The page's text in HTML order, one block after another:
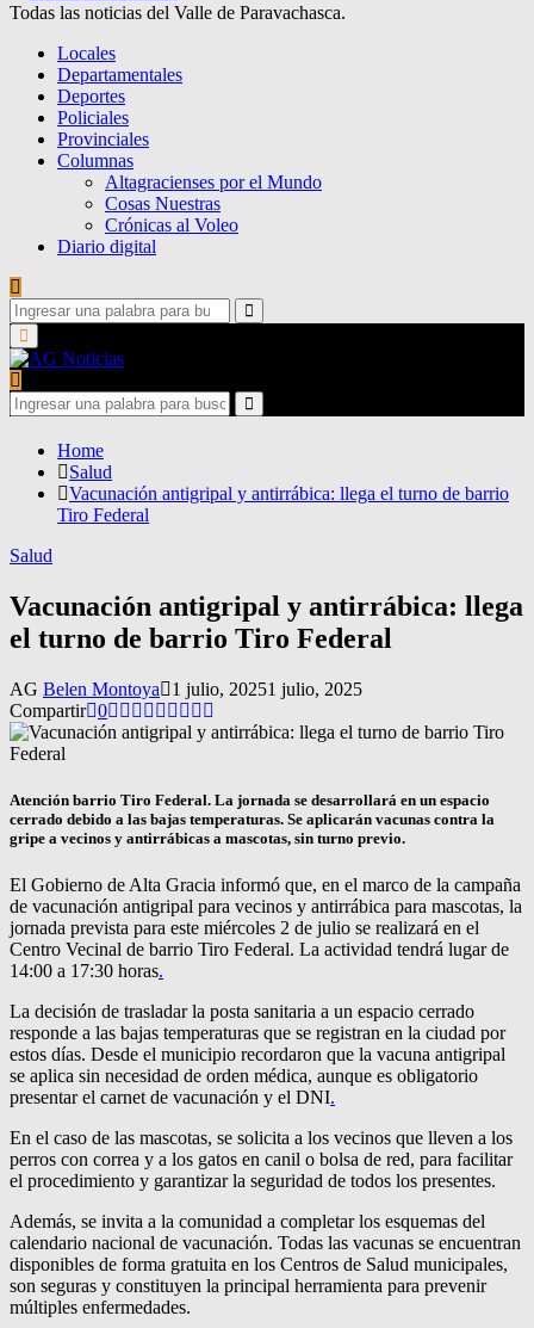
Todas las noticias del Valle de Paravachasca.
Locales
Departamentales
Deportes
Policiales
Provinciales
Columnas
Altagracienses por el Mundo
Cosas Nuestras
Crónicas al Voleo
Diario digital
Search
for:
Search
Primary
Menu
Search
for:
Search
Home
Salud
Vacunación antigripal y antirrábica: llega el turno de barrio
Tiro Federal
Salud
Vacunación antigripal y antirrábica: llega
el turno de barrio Tiro Federal
AG Belen Montoya 1 julio, 20251 julio, 2025
Compartir 0
Atención barrio Tiro Federal. La jornada se desarrollará en un espacio
cerrado debido a las bajas temperaturas. Se aplicarán vacunas contra la
gripe a vecinos y antirrábicas a mascotas, sin turno previo.
El Gobierno de Alta Gracia informó que, en el marco de la campaña
de vacunación antigripal para vecinos y antirrábica para mascotas, la
jornada prevista para este miércoles 2 de julio se realizará en el
Centro Vecinal de barrio Tiro Federal. La actividad tendrá lugar de
14:00 a 17:30 horas.
La decisión de trasladar la posta sanitaria a un espacio cerrado
responde a las bajas temperaturas que se registran en la ciudad por
estos días. Desde el municipio recordaron que la vacuna antigripal
se aplica sin necesidad de orden médica, aunque es obligatorio
presentar el carnet de vacunación y el DNI.
En el caso de las mascotas, se solicita a los vecinos que lleven a los
perros con correa y a los gatos en canil o bolsa de red, para facilitar
el procedimiento y garantizar la seguridad de todos los presentes.
Además, se invita a la comunidad a completar los esquemas del
calendario nacional de vacunación. Todas las vacunas se encuentran
disponibles de forma gratuita en los Centros de Salud municipales,
son seguras y constituyen la principal herramienta para prevenir
múltiples enfermedades.